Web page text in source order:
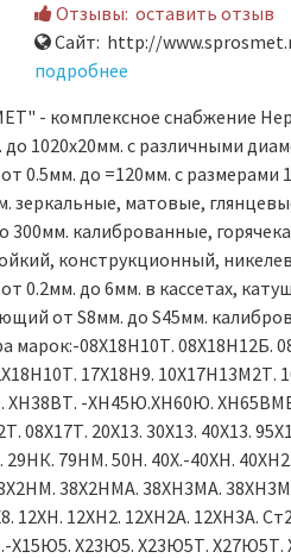
Отзывы: оставить отзыв
Сайт: http://
подробнее
- комплексное снабжение
1020х20мм. с различными
0.5мм. до =120мм. с размерами
зеркальные, матовые,
калиброванные,
конструкционный,
0.2мм. до 6мм. в кассетах,
от S8мм. до S45мм.
марок:-08Х18Н10Т. 08Х18Н12Б.
17Х18Н9. 10Х17Н13М2Т.
ХН38ВТ. -ХН45Ю.ХН60Ю.
08Х17Т. 20Х13. 30Х13. 40Х13.
29НК. 79НМ. 50Н. 40Х.-40ХН.
38Х2НМА. 38ХН3МА.
12ХН. 12ХН2. 12ХН2А. 12ХН3А.
Х15Ю5. Х23Ю5. Х23Ю5Т.